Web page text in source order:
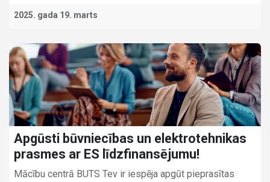
2025. gada 19. marts
Apgūsti būvniecības un elektrotehnikas
prasmes ar ES līdzfinansējumu!
Mācību centrā BUTS Tev ir iespēja apgūt pieprasītas